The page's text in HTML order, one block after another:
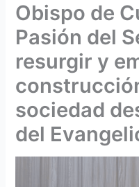
Obispo de
Pasión del
resurgir y
sociedad
del